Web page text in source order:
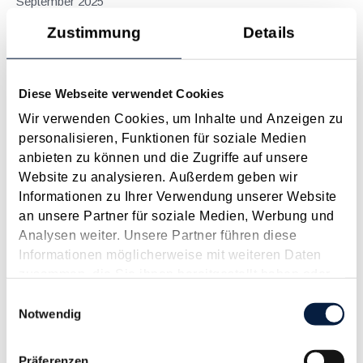
Zustimmung Details
Diese Webseite verwendet Cookies
Wir verwenden Cookies, um Inhalte und Anzeigen zu
personalisieren, Funktionen für soziale Medien
anbieten zu können und die Zugriffe auf unsere
Website zu analysieren. Außerdem geben wir
Informationen zu Ihrer Verwendung unserer Website
an unsere Partner für soziale Medien, Werbung und
Analysen weiter. Unsere Partner führen diese
Informationen möglicherweise mit weiteren Daten
gesammelt haben.
Notwendig
Etwa 200.000 betroffene Unternehmen müssen in Österreich
Kapitalgesellschaften, bei denen der Bilanzstichtag der 31.12.
Langtext
empfehlen drucken
Kapitalgesellschaften - Größenklassen
Januar 2025
Merkmale der Zuordnung von Kapitalgesellschaften zu den
verschiedenen Größenklassen.
Langtext
empfehlen drucken
Mantelkauf trotz Beibehaltung der bisherigen